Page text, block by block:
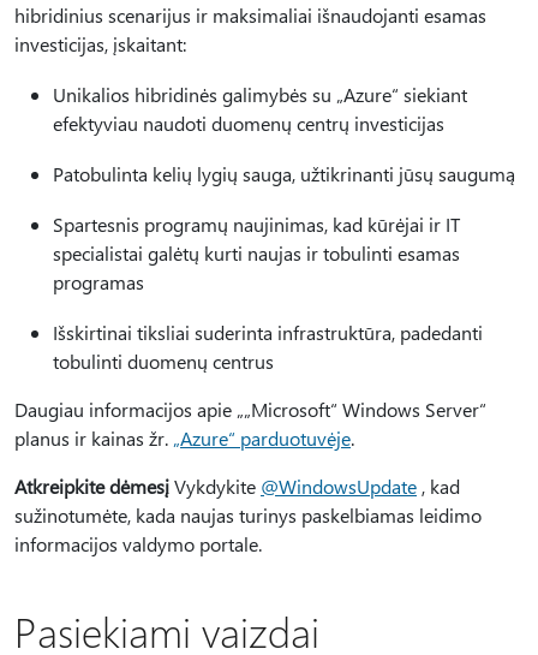
hibridinius scenarijus ir maksimaliai išnaudojanti esamas
investicijas, įskaitant:
Unikalios hibridinės galimybės su „Azure“ siekiant
efektyviau naudoti duomenų centrų investicijas
Patobulinta kelių lygių sauga, užtikrinanti jūsų saugumą
Spartesnis programų naujinimas, kad kūrėjai ir IT
specialistai galėtų kurti naujas ir tobulinti esamas
programas
Išskirtinai tiksliai suderinta infrastruktūra, padedanti
tobulinti duomenų centrus
Daugiau informacijos apie „„Microsoft“ Windows Server“
planus ir kainas žr. „Azure“ parduotuvėje.
Atkreipkite dėmesįVykdykite @WindowsUpdate , kad
sužinotumėte, kada naujas turinys paskelbiamas leidimo
informacijos valdymo portale.
Pasiekiami vaizdai